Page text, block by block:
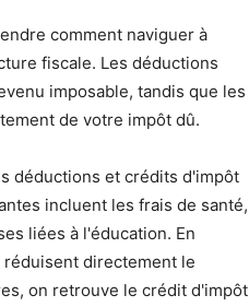
comment naviguer à
fiscale. Les déductions
imposable, tandis que les
de votre impôt dû.
déductions et crédits d'impôt
incluent les frais de santé,
liées à l'éducation. En
directement le
on retrouve le crédit d'impôt